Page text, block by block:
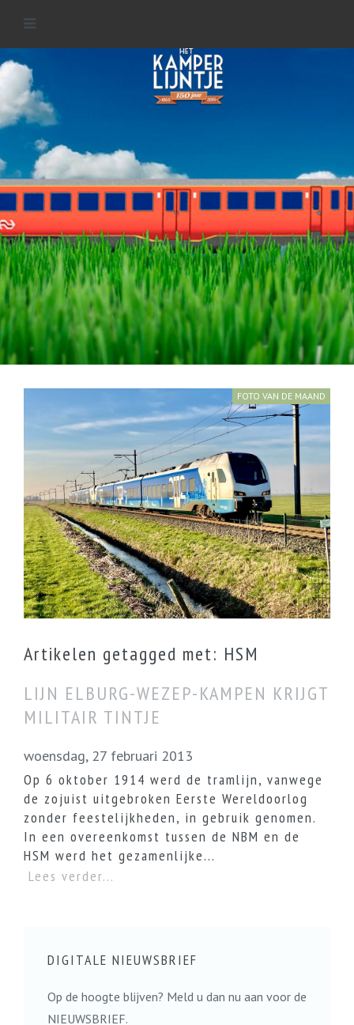
Welkom op de website van het
KamperLijntje
MEER INFORMATIE
FOTO VAN DE MAAND
Zwolle maart 2025
Artikelen getagged met: HSM
LIJN ELBURG-WEZEP-KAMPEN KRIJGT
MILITAIR TINTJE
woensdag, 27 februari 2013
Op 6 oktober 1914 werd de tramlijn, vanwege
de zojuist uitgebroken Eerste Wereldoorlog
zonder feestelijkheden, in gebruik genomen.
In een overeenkomst tussen de NBM en de
HSM werd het gezamenlijke...
Lees verder...
DIGITALE NIEUWSBRIEF
Op de hoogte blijven? Meld u dan nu aan voor de
NIEUWSBRIEF.